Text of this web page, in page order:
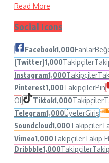
Read More
Social Icons
Facebook1,000Fanlar
(Twitter)1,000Takipçiler
Instagram1,000Takipçiler
Pinterest1,000TakipçilerPin
Ol
Tiktok1,000Takipçiler
Telegram1,000ÜyelerGiriş
Soundcloud1,000Takipçiler
Vimeo1,000TakipçilerTakip
Dribbble1,000Takipçiler